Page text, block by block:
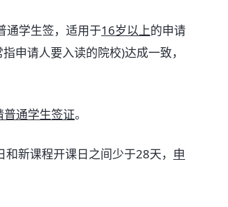
通学生签，适用于16岁以上的申请
申请人要入读的院校)达成一致，
通学生签证。
新课程开课日之间少于28天， 申